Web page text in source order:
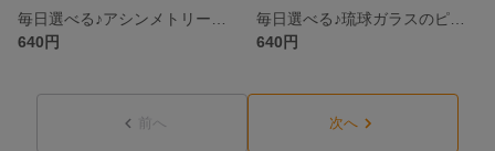
640円
640円
前へ 次へ